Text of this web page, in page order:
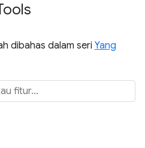
dibahas dalam seri Yang